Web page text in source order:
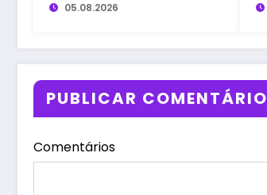
05.08.2026
PUBLICAR COMENTÁRIO
Comentários